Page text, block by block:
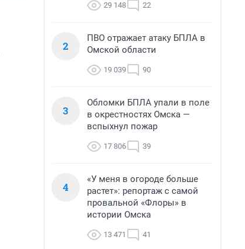
29 148 22
2
ПВО отражает атаку БПЛА в
Омской области
19 039 90
3
Обломки БПЛА упали в поле
в окрестностях Омска —
вспыхнул пожар
17 806 39
4
«У меня в огороде больше
растет»: репортаж с самой
провальной «Флоры» в
истории Омска
13 471 41